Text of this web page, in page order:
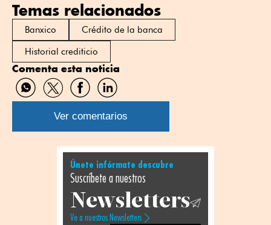
Temas relacionados
Banxico
Crédito de la banca
Historial crediticio
Comenta esta noticia
Compartir
por
WhatsApp
Compartir
por
Twitter
Compartir
por
Facebook
Compartir
por
Linkedin
Ver comentarios
Únete infórmate descubre
Suscríbete a nuestros
Newsletters
Ve a nuestros Newsletters